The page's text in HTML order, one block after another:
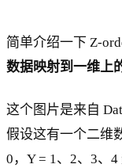
简单介绍一下 Z-
数据映射到一维上
这个图片是来自
假设这有一个二维
0，Y = 1、2、3、